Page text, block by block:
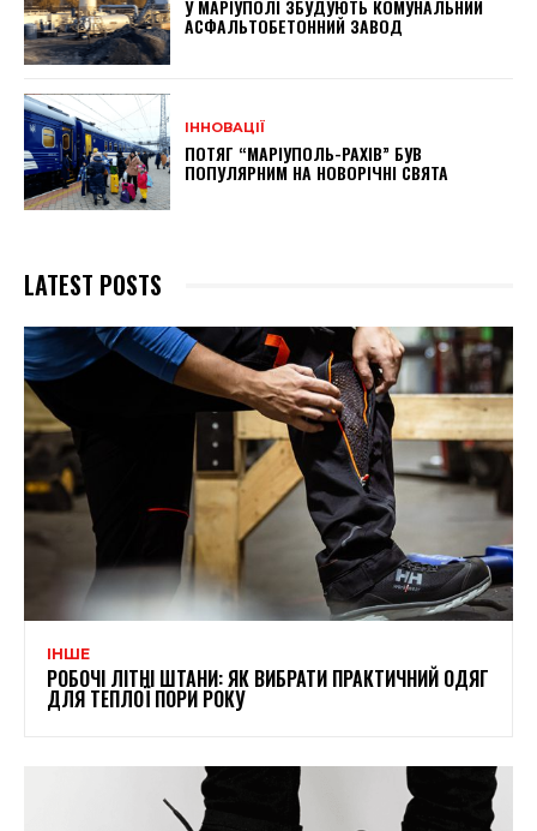
У МАРІУПОЛІ ЗБУДУЮТЬ КОМУНАЛЬНИЙ
АСФАЛЬТОБЕТОННИЙ ЗАВОД
ІННОВАЦІЇ
ПОТЯГ “МАРІУПОЛЬ-РАХІВ” БУВ
ПОПУЛЯРНИМ НА НОВОРІЧНІ СВЯТА
LATEST POSTS
ІНШЕ
РОБОЧІ ЛІТНІ ШТАНИ: ЯК ВИБРАТИ ПРАКТИЧНИЙ ОДЯГ
ДЛЯ ТЕПЛОЇ ПОРИ РОКУ